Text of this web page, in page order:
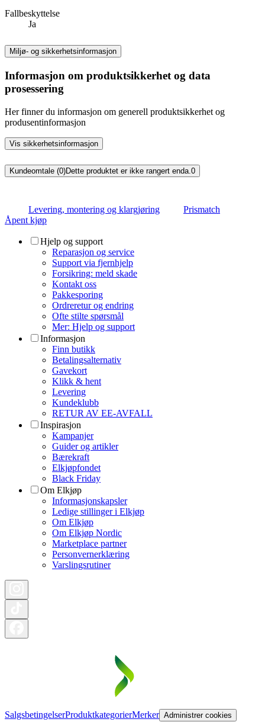
Fallbeskyttelse
Ja
Miljø- og sikkerhetsinformasjon
Informasjon om produktsikkerhet og data
prosessering
Her finner du informasjon om generell produktsikkerhet og
produsentinformasjon
Vis sikkerhetsinformasjon
Kundeomtale (0)Dette produktet er ikke rangert enda.0
Levering, montering og klargjøring
Prismatch
Åpent kjøp
Hjelp og support
Reparasjon og service
Support via fjernhjelp
Forsikring: meld skade
Kontakt oss
Pakkesporing
Ordreretur og endring
Ofte stilte spørsmål
Mer: Hjelp og support
Informasjon
Finn butikk
Betalingsalternativ
Gavekort
Klikk & hent
Levering
Kundeklubb
RETUR AV EE-AVFALL
Inspirasjon
Kampanjer
Guider og artikler
Bærekraft
Elkjøpfondet
Black Friday
Om Elkjøp
Informasjonskapsler
Ledige stillinger i Elkjøp
Om Elkjøp
Om Elkjøp Nordic
Marketplace partner
Personvernerklæring
Varslingsrutiner
SalgsbetingelserProduktkategorierMerker Administrer cookies